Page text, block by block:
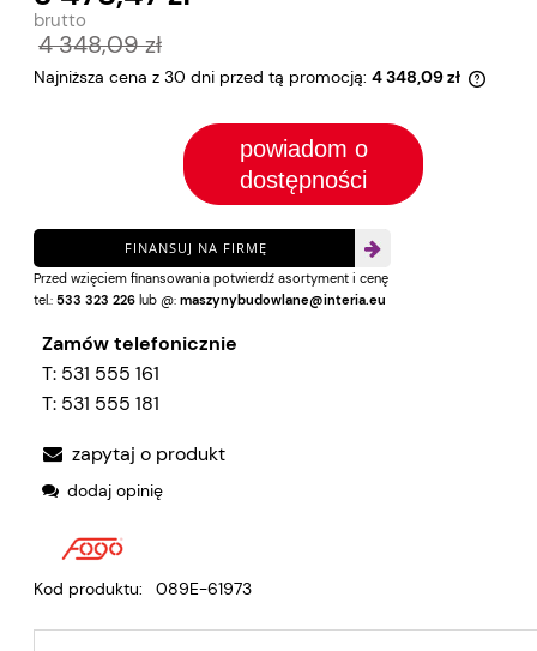
4 348,09 zł
Najniższa cena z 30 dni przed tą promocją: 4 348,09 zł
powiadom o
dostępności
FINANSUJ NA FIRMĘ
Przed wzięciem finansowania potwierdź asortyment i cenę
tel.: 533 323 226 lub @: maszynybudowlane@interia.eu
Zamów telefonicznie
T: 531 555 161
T: 531 555 181
zapytaj o produkt
dodaj opinię
Kod produktu: 089E-61973